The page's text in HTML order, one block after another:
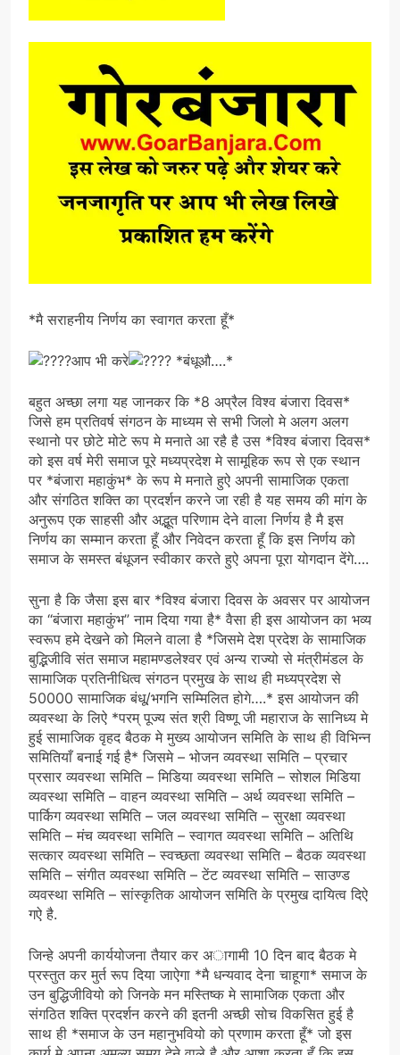
*मै सराहनीय निर्णय का स्वागत करता हूँ*
आप भी करे *बंधूऔ….*
बहुत अच्छा लगा यह जानकर कि *8 अप्रैल विश्व बंजारा दिवस*
जिसे हम प्रतिवर्ष संगठन के माध्यम से सभी जिलो मे अलग अलग
स्थानो पर छोटे मोटे रूप मे मनाते आ रहै है उस *विश्व बंजारा दिवस*
को इस वर्ष मेरी समाज पूरे मध्यप्रदेश मे सामूहिक रूप से एक स्थान
पर *बंजारा महाकुंभ* के रूप मे मनाते हुऐ अपनी सामाजिक एकता
और संगठित शक्ति का प्रदर्शन करने जा रही है यह समय की मांग के
अनुरूप एक साहसी और अद्भूत परिणाम देने वाला निर्णय है मै इस
निर्णय का सम्मान करता हूँ और निवेदन करता हूँ कि इस निर्णय को
समाज के समस्त बंधूजन स्वीकार करते हुऐ अपना पूरा योगदान देंगे….
सुना है कि जैसा इस बार *विश्व बंजारा दिवस के अवसर पर आयोजन
का “बंजारा महाकुंभ” नाम दिया गया है* वैसा ही इस आयोजन का भव्य
स्वरूप हमे देखने को मिलने वाला है *जिसमे देश प्रदेश के सामाजिक
बुद्भिजीवि संत समाज महामण्डलेश्वर एवं अन्य राज्यो से मंत्रीमंडल के
सामाजिक प्रतिनीधित्व संगठन प्रमुख के साथ ही मध्यप्रदेश से
50000 सामाजिक बंधू/भगनि सम्मिलित होगे….* इस आयोजन की
व्यवस्था के लिऐ *परम् पूज्य संत श्री विष्णू जी महाराज के सानिध्य मे
हुई सामाजिक वृहद बैठक मे मुख्य आयोजन समिति के साथ ही विभिन्न
समितियाँ बनाई गई है* जिसमे – भोजन व्यवस्था समिति – प्रचार
प्रसार व्यवस्था समिति – मिडिया व्यवस्था समिति – सोशल मिडिया
व्यवस्था समिति – वाहन व्यवस्था समिति – अर्थ व्यवस्था समिति –
पार्किग व्यवस्था समिति – जल व्यवस्था समिति – सुरक्षा व्यवस्था
समिति – मंच व्यवस्था समिति – स्वागत व्यवस्था समिति – अतिथि
सत्कार व्यवस्था समिति – स्वच्छता व्यवस्था समिति – बैठक व्यवस्था
समिति – संगीत व्यवस्था समिति – टेंट व्यवस्था समिति – साउण्ड
व्यवस्था समिति – सांस्कृतिक आयोजन समिति के प्रमुख दायित्व दिऐ
गऐ है.
जिन्हे अपनी कार्ययोजना तैयार कर अागामी 10 दिन बाद बैठक मे
प्रस्तुत कर मुर्त रूप दिया जाऐगा *मै धन्यवाद देना चाहूगा* समाज के
उन बुद्धिजीवियो को जिनके मन मस्तिष्क मे सामाजिक एकता और
संगठित शक्ति प्रदर्शन करने की इतनी अच्छी सोच विकसित हुई है
साथ ही *समाज के उन महानुभवियो को प्रणाम करता हूँ* जो इस